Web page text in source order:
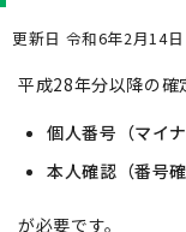
更新日 令和6年2月14日
平成28年分以降の確
個人番号（マイ
本人確認（番号
が必要です。